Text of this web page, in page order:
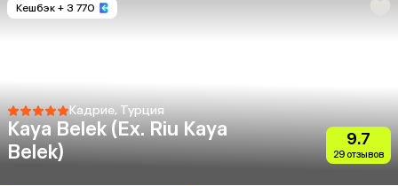
Кешбэк + 3 770
Кадрие, Турция
Kaya Belek (Ex. Riu Kaya
Belek)
9.7
29 отзывов